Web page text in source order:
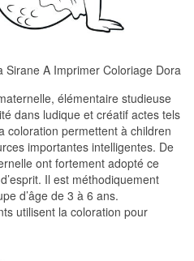
A Imprimer Coloriage Dora
élémentaire studieuse
dans ludique et créatif actes tels
coloration permettent à children
importantes intelligentes. De
ont fortement adopté ce
Il est méthodiquement
d’âge de 3 à 6 ans.
utilisent la coloration pour